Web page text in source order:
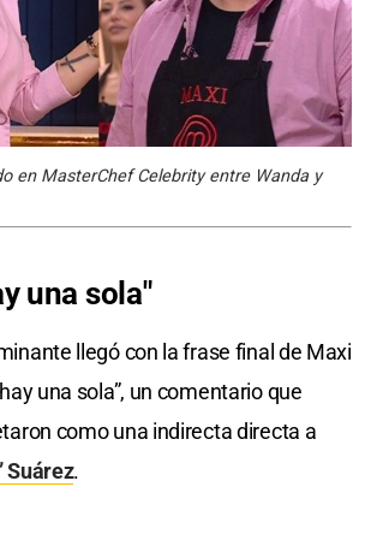
en MasterChef Celebrity entre Wanda y
una sola"
llegó con la frase final de Maxi
una sola”, un comentario que
como una indirecta directa a
Suárez.